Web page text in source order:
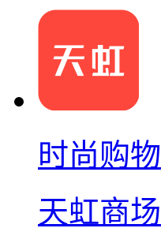
时尚购物
天虹商场